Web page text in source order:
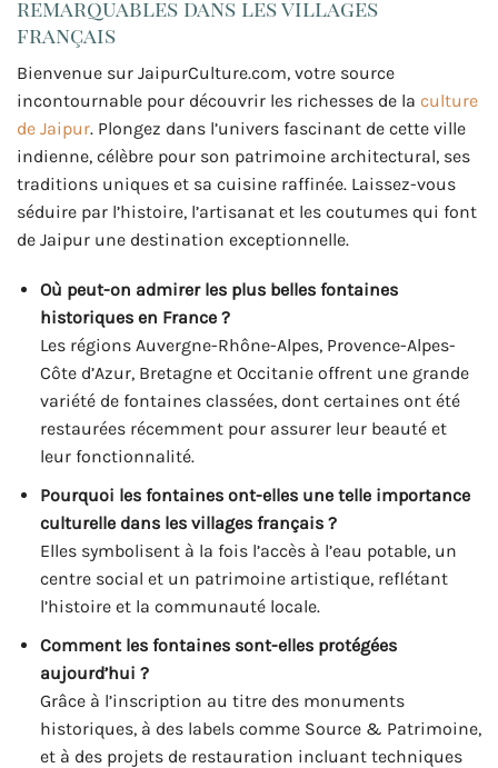
remarquables dans les villages
français
Bienvenue sur JaipurCulture.com, votre source
incontournable pour découvrir les richesses de la culture
de Jaipur. Plongez dans l’univers fascinant de cette ville
indienne, célèbre pour son patrimoine architectural, ses
traditions uniques et sa cuisine raffinée. Laissez-vous
séduire par l’histoire, l’artisanat et les coutumes qui font
de Jaipur une destination exceptionnelle.
Où peut-on admirer les plus belles fontaines
historiques en France ?
Les régions Auvergne-Rhône-Alpes, Provence-Alpes-
Côte d’Azur, Bretagne et Occitanie offrent une grande
variété de fontaines classées, dont certaines ont été
restaurées récemment pour assurer leur beauté et
leur fonctionnalité.
Pourquoi les fontaines ont-elles une telle importance
culturelle dans les villages français ?
Elles symbolisent à la fois l’accès à l’eau potable, un
centre social et un patrimoine artistique, reflétant
l’histoire et la communauté locale.
Comment les fontaines sont-elles protégées
aujourd’hui ?
Grâce à l’inscription au titre des monuments
historiques, à des labels comme Source & Patrimoine,
et à des projets de restauration incluant techniques